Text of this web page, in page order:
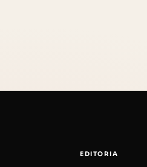
EDITORIA